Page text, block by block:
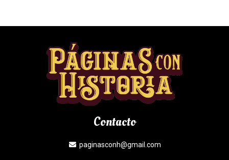
Contacto
paginasconh@gmail.com